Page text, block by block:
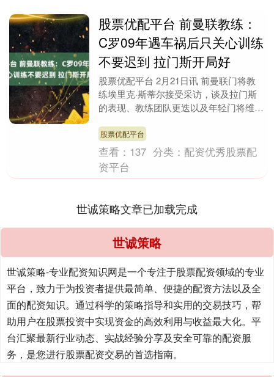
股票优配平台 前曼联教练：
C罗09年遇车祸后只关心训练
不要迟到 拉门斯开局好
股票优配平台 2月21日讯 前曼联门将教
练埃里克·斯蒂尔接受采访，谈及拉门斯
的表现、教练团队更迭以及年轻门将维特
的那次车....
股票优配平台
查看： 137 分类： 配资优秀股票配
资平台
世诚策略文章已加载完成
世诚策略
世诚策略-专业配资知识网是一个专注于股票配资领域的专业
平台，致力于为投资者提供最简单、便捷的配资方法以及全
面的配资知识。通过科学的策略指导和实用的交易技巧，帮
助用户在股票投资中实现资金的高效利用与收益最大化。平
台汇聚最新行业动态、实战经验分享及安全可靠的配资服
务，是您进行股票配资交易的首选指南。